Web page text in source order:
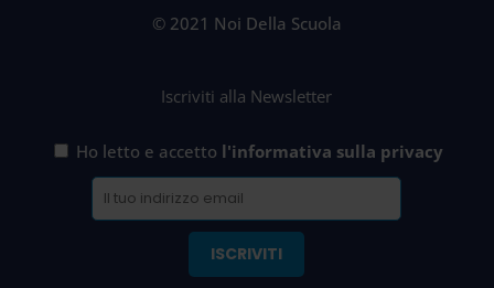
© 2021 Noi Della Scuola
Iscriviti alla Newsletter
Ho letto e accetto l'informativa sulla privacy